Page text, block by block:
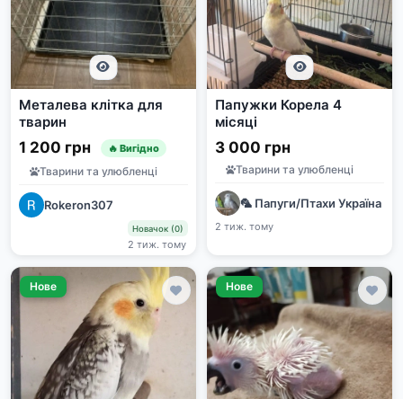
Металева клітка для
тварин
1 200 грн 🔥 Вигідно
Тварини та улюбленці
Rokeron307
Новачок (0)
2 тиж. тому
Папужки Корела 4
місяці
3 000 грн
Тварини та улюбленці
🦜 Папуги/Птахи Україна |
2 тиж. тому
Нове Нове